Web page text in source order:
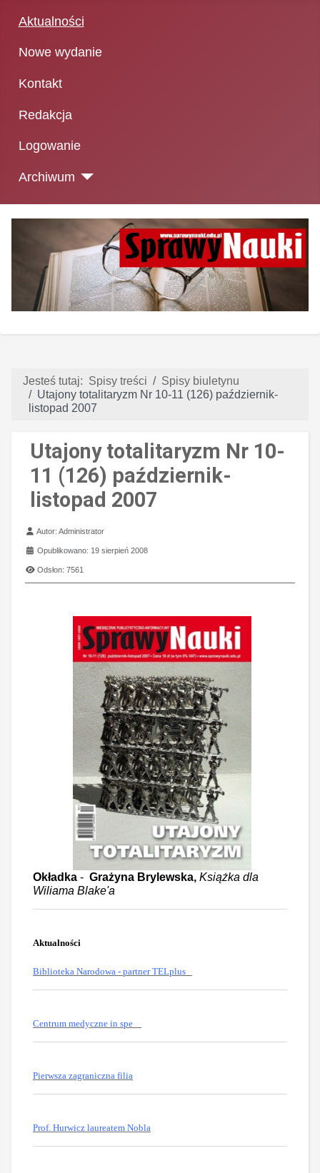
Aktualności
Nowe wydanie
Kontakt
Redakcja
Logowanie
Archiwum
Jesteś tutaj: Spisy treści
Spisy biuletynu
Utajony totalitaryzm Nr 10-11 (126) październik-
listopad 2007
Utajony totalitaryzm Nr 10-
11 (126) październik-
listopad 2007
Szczegóły
Autor:Administrator
Opublikowano: 19 sierpień 2008
Odsłon: 7561
Okładka - Grażyna Brylewska, Książka dla
Wiliama Blake'a
Aktualności
Biblioteka Narodowa - partner TELplus
Centrum medyczne in spe
Pierwsza zagraniczna filia
Prof. Hurwicz laureatem Nobla